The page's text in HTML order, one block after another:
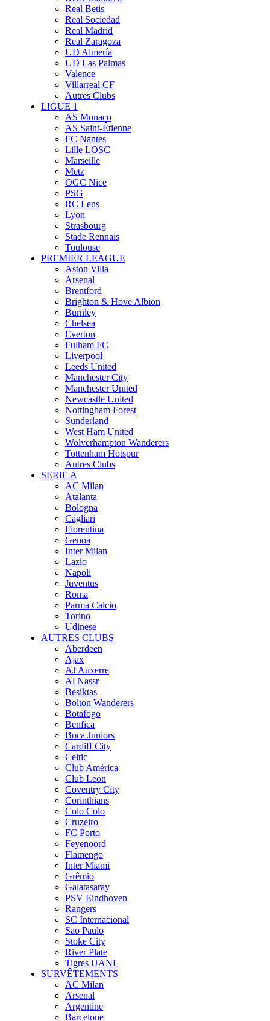
Real Betis
Real Sociedad
Real Madrid
Real Zaragoza
UD Almería
UD Las Palmas
Valence
Villarreal CF
Autres Clubs
LIGUE 1
AS Monaco
AS Saint-Étienne
FC Nantes
Lille LOSC
Marseille
Metz
OGC Nice
PSG
RC Lens
Lyon
Strasbourg
Stade Rennais
Toulouse
PREMIER LEAGUE
Aston Villa
Arsenal
Brentford
Brighton & Hove Albion
Burnley
Chelsea
Everton
Fulham FC
Liverpool
Leeds United
Manchester City
Manchester United
Newcastle United
Nottingham Forest
Sunderland
West Ham United
Wolverhampton Wanderers
Tottenham Hotspur
Autres Clubs
SERIE A
AC Milan
Atalanta
Bologna
Cagliari
Fiorentina
Genoa
Inter Milan
Lazio
Napoli
Juventus
Roma
Parma Calcio
Torino
Udinese
AUTRES CLUBS
Aberdeen
Ajax
AJ Auxerre
Al Nassr
Besiktas
Bolton Wanderers
Botafogo
Benfica
Boca Juniors
Cardiff City
Celtic
Club América
Club León
Coventry City
Corinthians
Colo Colo
Cruzeiro
FC Porto
Feyenoord
Flamengo
Inter Miami
Grêmio
Galatasaray
PSV Eindhoven
Rangers
SC Internacional
Sao Paulo
Stoke City
River Plate
Tigres UANL
SURVÊTEMENTS
AC Milan
Arsenal
Argentine
Barcelone